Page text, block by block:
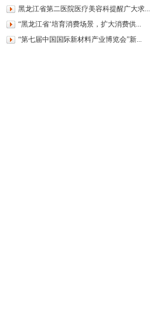
黑龙江省第二医院医疗美容科提醒广大求...
“黑龙江省‘培育消费场景，扩大消费供...
“第七届中国国际新材料产业博览会”新...